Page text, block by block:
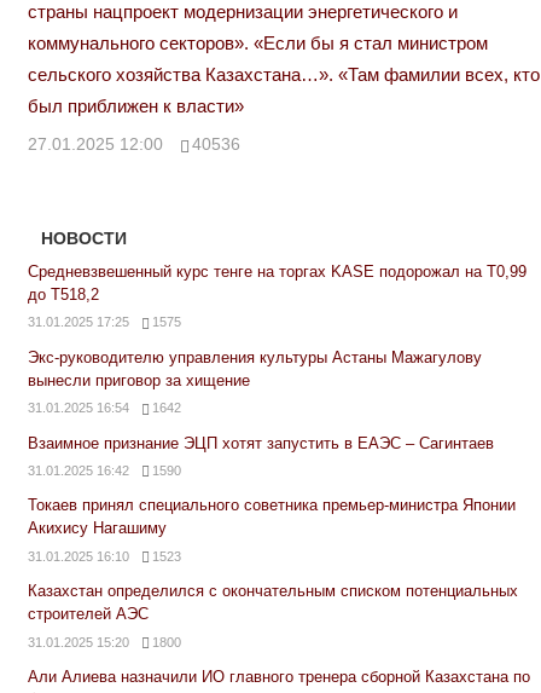
страны нацпроект модернизации энергетического и
коммунального секторов». «Если бы я стал министром
сельского хозяйства Казахстана…». «Там фамилии всех, кто
был приближен к власти»
27.01.2025 12:00 40536
НОВОСТИ
Средневзвешенный курс тенге на торгах KASE подорожал на Т0,99
до Т518,2
31.01.2025 17:25 1575
Экс-руководителю управления культуры Астаны Мажагулову
вынесли приговор за хищение
31.01.2025 16:54 1642
Взаимное признание ЭЦП хотят запустить в ЕАЭС – Сагинтаев
31.01.2025 16:42 1590
Токаев принял специального советника премьер-министра Японии
Акихису Нагашиму
31.01.2025 16:10 1523
Казахстан определился с окончательным списком потенциальных
строителей АЭС
31.01.2025 15:20 1800
Али Алиева назначили ИО главного тренера сборной Казахстана по